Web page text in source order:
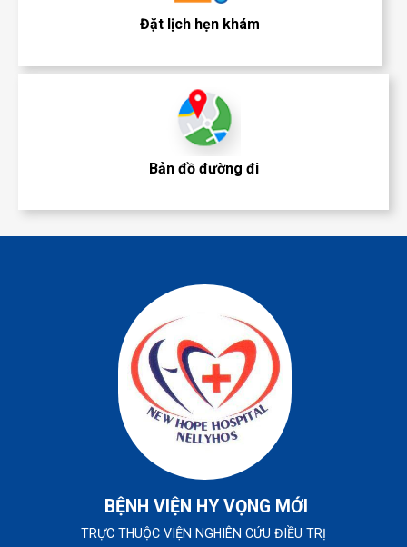
Đặt lịch hẹn khám
Bản đồ đường đi
BỆNH VIỆN HY VỌNG MỚI
TRỰC THUỘC VIỆN NGHIÊN CỨU ĐIỀU TRỊ